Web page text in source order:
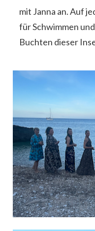
mit Janna an. Auf
für Schwimmen
Buchten dieser